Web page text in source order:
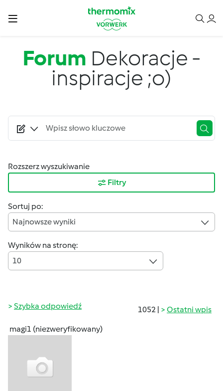
Forum Dekoracje -
inspiracje ;o)
Rozszerz wyszukiwanie
Filtry
Sortuj po:
Najnowsze wyniki
Wyników na stronę:
10
1052 | Ostatni wpis
Szybka odpowiedź
magi1 (niezweryfikowany)